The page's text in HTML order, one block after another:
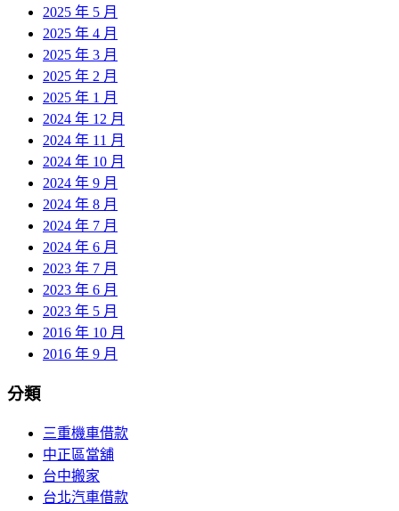
2025 年 5 月
2025 年 4 月
2025 年 3 月
2025 年 2 月
2025 年 1 月
2024 年 12 月
2024 年 11 月
2024 年 10 月
2024 年 9 月
2024 年 8 月
2024 年 7 月
2024 年 6 月
2023 年 7 月
2023 年 6 月
2023 年 5 月
2016 年 10 月
2016 年 9 月
分類
三重機車借款
中正區當舖
台中搬家
台北汽車借款